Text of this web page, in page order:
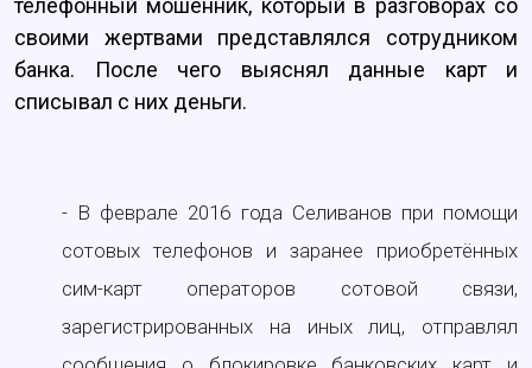
телефонный мошенник, который в разговорах со
своими жертвами представлялся сотрудником
банка. После чего выяснял данные карт и
списывал с них деньги.
- В феврале 2016 года Селиванов при помощи
сотовых телефонов и заранее приобретённых
сим-карт операторов сотовой связи,
зарегистрированных на иных лиц, отправлял